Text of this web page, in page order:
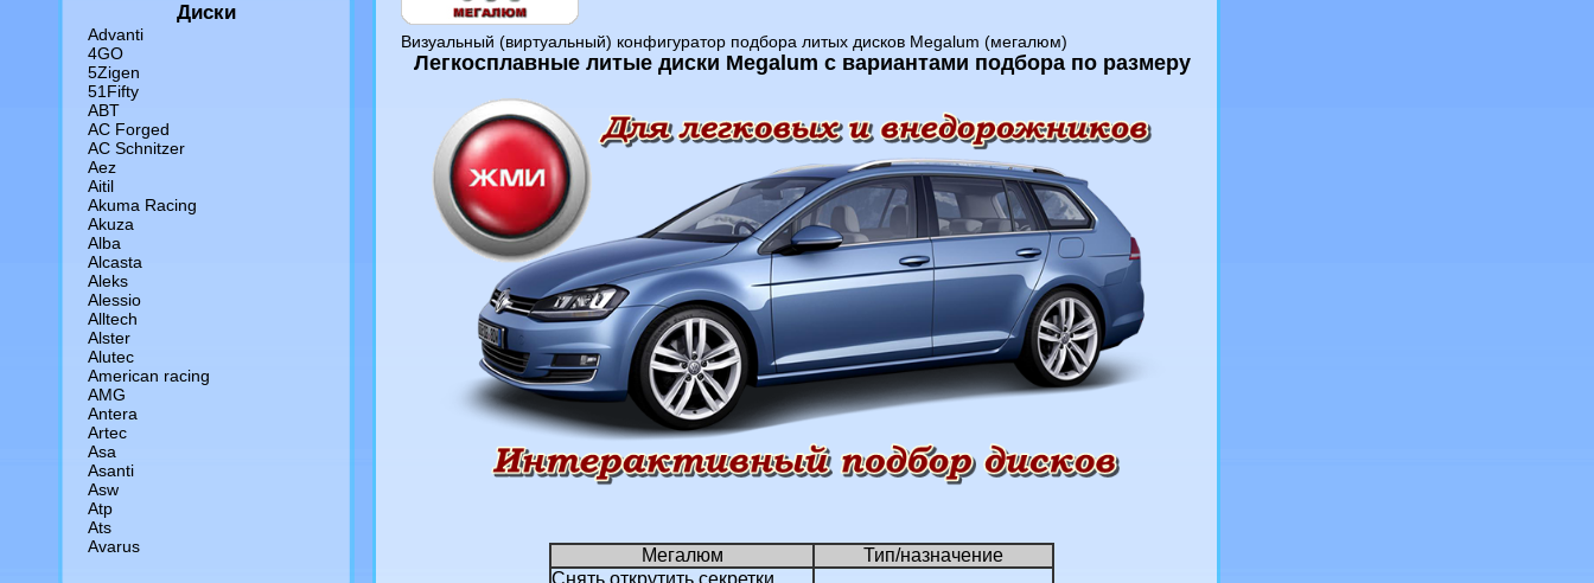
Диски
Advanti
4GO
5Zigen
51Fifty
ABT
AC Forged
AC Schnitzer
Aez
Aitil
Akuma Racing
Akuza
Alba
Alcasta
Aleks
Alessio
Alltech
Alster
Alutec
American racing
AMG
Antera
Artec
Asa
Asanti
Asw
Atp
Ats
Avarus
Визуальный (виртуальный) конфигуратор подбора литых дисков Megalum (мегалюм)
Легкосплавные литые диски Megalum с вариантами подбора по размеру
Мегалюм
Тип/назначение
Снять открутить секретки